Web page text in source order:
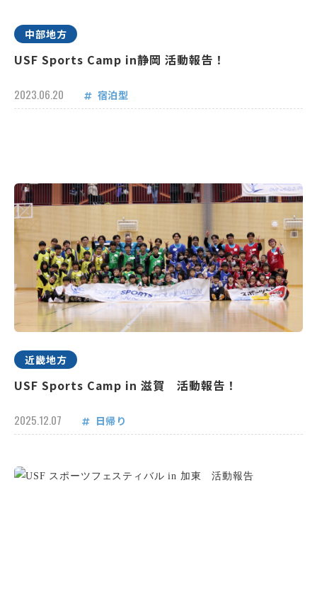
中部地方
USF Sports Camp in静岡 活動報告！
2023.06.20 宿泊型
近畿地方
USF Sports Camp in 滋賀 活動報告！
2025.12.07 日帰り